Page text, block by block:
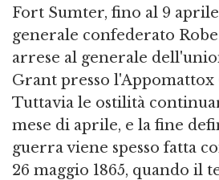
Fort Sumter, fino al 9
generale confederato
arrese al generale
Grant presso l'Appomattox
Tuttavia le ostilità
mese di aprile, e la fine
guerra viene spesso fatta
26 maggio 1865, quando il